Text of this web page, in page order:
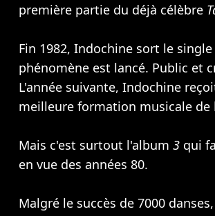
première partie du déjà célèbre
Fin 1982, Indochine sort le single
phénomène est lancé. Public et
L'année suivante, Indochine
meilleure formation musicale de
Mais c'est surtout l'album 3 qui
en vue des années 80.
Malgré le succès de 7000